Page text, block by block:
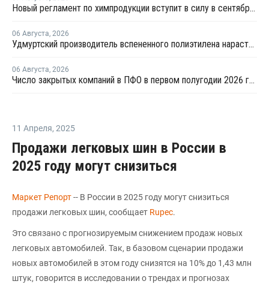
Новый регламент по химпродукции вступит в силу в сентябре 2027 года
06 Августа, 2026
Удмуртский производитель вспененного полиэтилена нарастит выпуск на 15%
06 Августа, 2026
Число закрытых компаний в ПФО в первом полугодии 2026 года вдвое превысило число новых
11 Апреля, 2025
Продажи легковых шин в России в
2025 году могут снизиться
Маркет Репорт-- В России в 2025 году могут снизиться
продажи легковых шин, сообщает Rupec.
Это связано с прогнозируемым снижением продаж новых
легковых автомобилей. Так, в базовом сценарии продажи
новых автомобилей в этом году снизятся на 10% до 1,43 млн
штук, говорится в исследовании о трендах и прогнозах